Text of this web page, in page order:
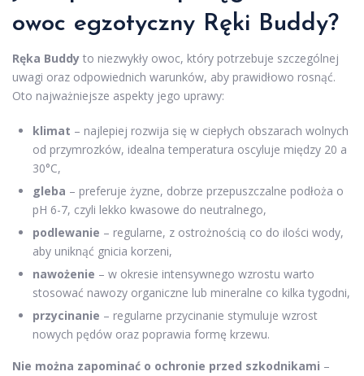
owoc egzotyczny Ręki Buddy?
Ręka Buddy to niezwykły owoc, który potrzebuje szczególnej
uwagi oraz odpowiednich warunków, aby prawidłowo rosnąć.
Oto najważniejsze aspekty jego uprawy:
klimat – najlepiej rozwija się w ciepłych obszarach wolnych
od przymrozków, idealna temperatura oscyluje między 20 a
30°C,
gleba – preferuje żyzne, dobrze przepuszczalne podłoża o
pH 6-7, czyli lekko kwasowe do neutralnego,
podlewanie – regularne, z ostrożnością co do ilości wody,
aby uniknąć gnicia korzeni,
nawożenie – w okresie intensywnego wzrostu warto
stosować nawozy organiczne lub mineralne co kilka tygodni,
przycinanie – regularne przycinanie stymuluje wzrost
nowych pędów oraz poprawia formę krzewu.
Nie można zapominać o ochronie przed szkodnikami –